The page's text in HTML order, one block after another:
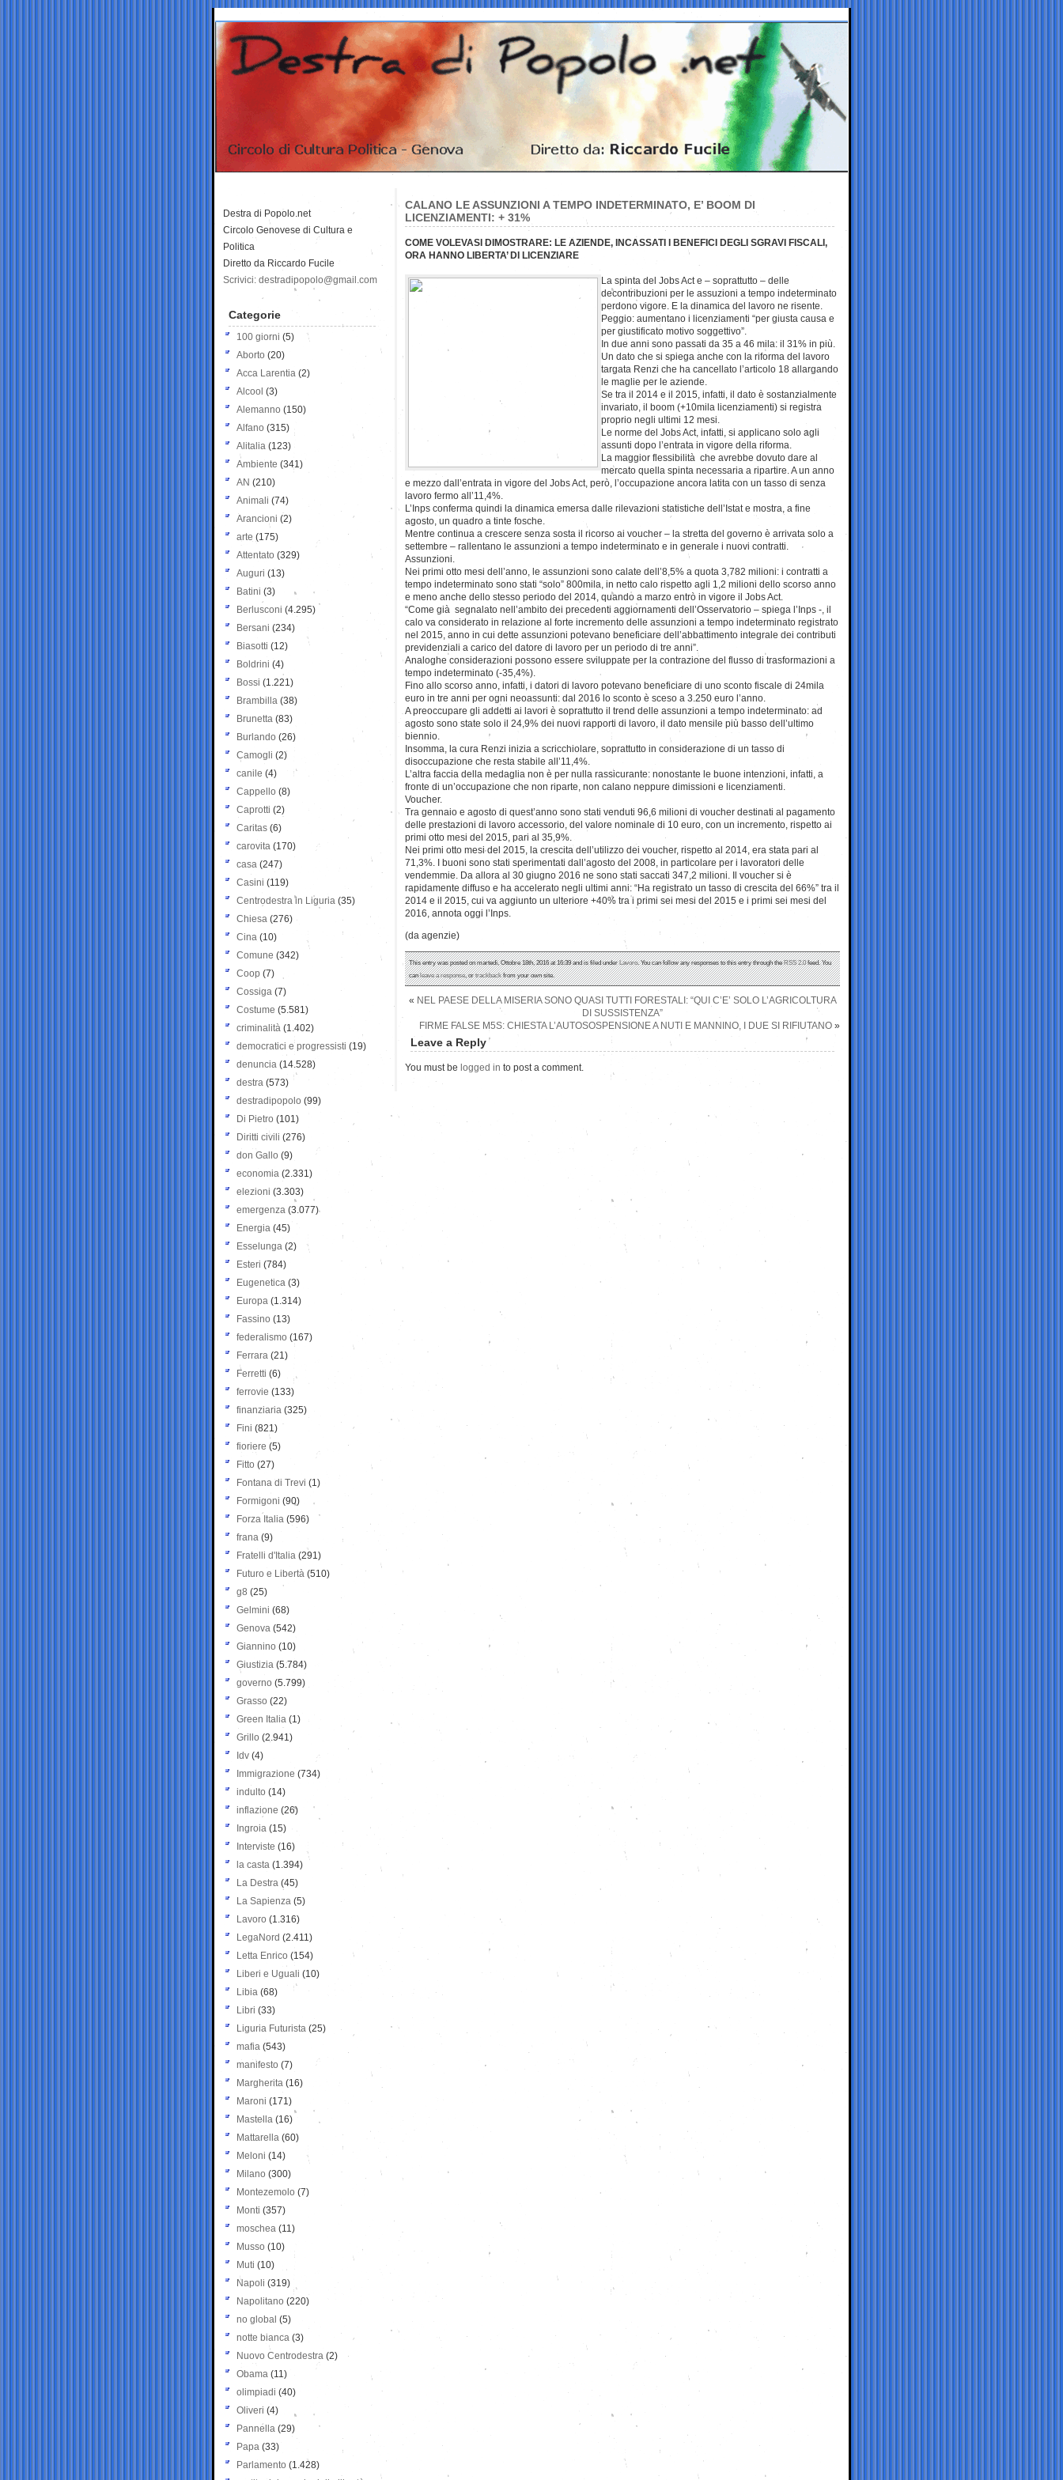
CALANO LE ASSUNZIONI A TEMPO INDETERMINATO, E’ BOOM DI
LICENZIAMENTI: + 31%
COME VOLEVASI DIMOSTRARE: LE AZIENDE, INCASSATI I BENEFICI DEGLI SGRAVI FISCALI,
ORA HANNO LIBERTA’ DI LICENZIARE
La spinta del Jobs Act e – soprattutto – delle
decontribuzioni per le assuzioni a tempo indeterminato
perdono vigore. E la dinamica del lavoro ne risente.
Peggio: aumentano i licenziamenti “per giusta causa e
per giustificato motivo soggettivo”.
In due anni sono passati da 35 a 46 mila: il 31% in più.
Un dato che si spiega anche con la riforma del lavoro
targata Renzi che ha cancellato l’articolo 18 allargando
le maglie per le aziende.
Se tra il 2014 e il 2015, infatti, il dato è sostanzialmente
invariato, il boom (+10mila licenziamenti) si registra
proprio negli ultimi 12 mesi.
Le norme del Jobs Act, infatti, si applicano solo agli
assunti dopo l’entrata in vigore della riforma.
La maggior flessibilità che avrebbe dovuto dare al
mercato quella spinta necessaria a ripartire. A un anno
e mezzo dall’entrata in vigore del Jobs Act, però, l’occupazione ancora latita con un tasso di senza
lavoro fermo all’11,4%.
L’Inps conferma quindi la dinamica emersa dalle rilevazioni statistiche dell’Istat e mostra, a fine
agosto, un quadro a tinte fosche.
Mentre continua a crescere senza sosta il ricorso ai voucher – la stretta del governo è arrivata solo a
settembre – rallentano le assunzioni a tempo indeterminato e in generale i nuovi contratti.
Assunzioni.
Nei primi otto mesi dell’anno, le assunzioni sono calate dell’8,5% a quota 3,782 milioni: i contratti a
tempo indeterminato sono stati “solo” 800mila, in netto calo rispetto agli 1,2 milioni dello scorso anno
e meno anche dello stesso periodo del 2014, quando a marzo entrò in vigore il Jobs Act.
“Come già segnalato nell’ambito dei precedenti aggiornamenti dell’Osservatorio – spiega l’Inps -, il
calo va considerato in relazione al forte incremento delle assunzioni a tempo indeterminato registrato
nel 2015, anno in cui dette assunzioni potevano beneficiare dell’abbattimento integrale dei contributi
previdenziali a carico del datore di lavoro per un periodo di tre anni”.
Analoghe considerazioni possono essere sviluppate per la contrazione del flusso di trasformazioni a
tempo indeterminato (-35,4%).
Fino allo scorso anno, infatti, i datori di lavoro potevano beneficiare di uno sconto fiscale di 24mila
euro in tre anni per ogni neoassunti: dal 2016 lo sconto è sceso a 3.250 euro l’anno.
A preoccupare gli addetti ai lavori è soprattutto il trend delle assunzioni a tempo indeterminato: ad
agosto sono state solo il 24,9% dei nuovi rapporti di lavoro, il dato mensile più basso dell’ultimo
biennio.
Insomma, la cura Renzi inizia a scricchiolare, soprattutto in considerazione di un tasso di
disoccupazione che resta stabile all’11,4%.
L’altra faccia della medaglia non è per nulla rassicurante: nonostante le buone intenzioni, infatti, a
fronte di un’occupazione che non riparte, non calano neppure dimissioni e licenziamenti.
Voucher.
Tra gennaio e agosto di quest’anno sono stati venduti 96,6 milioni di voucher destinati al pagamento
delle prestazioni di lavoro accessorio, del valore nominale di 10 euro, con un incremento, rispetto ai
primi otto mesi del 2015, pari al 35,9%.
Nei primi otto mesi del 2015, la crescita dell’utilizzo dei voucher, rispetto al 2014, era stata pari al
71,3%. I buoni sono stati sperimentati dall’agosto del 2008, in particolare per i lavoratori delle
vendemmie. Da allora al 30 giugno 2016 ne sono stati saccati 347,2 milioni. Il voucher si è
rapidamente diffuso e ha accelerato negli ultimi anni: “Ha registrato un tasso di crescita del 66%” tra il
2014 e il 2015, cui va aggiunto un ulteriore +40% tra i primi sei mesi del 2015 e i primi sei mesi del
2016, annota oggi l’Inps.
(da agenzie)
This entry was posted on martedì, Ottobre 18th, 2016 at 16:39 and is filed underLavoro. You can follow any responses to this entry through theRSS 2.0feed. You
canleave a response, ortrackbackfrom your own site.
« NEL PAESE DELLA MISERIA SONO QUASI TUTTI FORESTALI: “QUI C’E’ SOLO L’AGRICOLTURA
DI SUSSISTENZA”
FIRME FALSE M5S: CHIESTA L’AUTOSOSPENSIONE A NUTI E MANNINO, I DUE SI RIFIUTANO »
Leave a Reply
You must be logged in to post a comment.
Destra di Popolo.net
Circolo Genovese di Cultura e
Politica
Diretto da Riccardo Fucile
Scrivici: destradipopolo@gmail.com
Categorie
100 giorni (5)
Aborto (20)
Acca Larentia (2)
Alcool (3)
Alemanno (150)
Alfano (315)
Alitalia (123)
Ambiente (341)
AN (210)
Animali (74)
Arancioni (2)
arte (175)
Attentato (329)
Auguri (13)
Batini (3)
Berlusconi (4.295)
Bersani (234)
Biasotti (12)
Boldrini (4)
Bossi (1.221)
Brambilla (38)
Brunetta (83)
Burlando (26)
Camogli (2)
canile (4)
Cappello (8)
Caprotti (2)
Caritas (6)
carovita (170)
casa (247)
Casini (119)
Centrodestra in Liguria (35)
Chiesa (276)
Cina (10)
Comune (342)
Coop (7)
Cossiga (7)
Costume (5.581)
criminalità (1.402)
democratici e progressisti (19)
denuncia (14.528)
destra (573)
destradipopolo (99)
Di Pietro (101)
Diritti civili (276)
don Gallo (9)
economia (2.331)
elezioni (3.303)
emergenza (3.077)
Energia (45)
Esselunga (2)
Esteri (784)
Eugenetica (3)
Europa (1.314)
Fassino (13)
federalismo (167)
Ferrara (21)
Ferretti (6)
ferrovie (133)
finanziaria (325)
Fini (821)
fioriere (5)
Fitto (27)
Fontana di Trevi (1)
Formigoni (90)
Forza Italia (596)
frana (9)
Fratelli d'Italia (291)
Futuro e Libertà (510)
g8 (25)
Gelmini (68)
Genova (542)
Giannino (10)
Giustizia (5.784)
governo (5.799)
Grasso (22)
Green Italia (1)
Grillo (2.941)
Idv (4)
Immigrazione (734)
indulto (14)
inflazione (26)
Ingroia (15)
Interviste (16)
la casta (1.394)
La Destra (45)
La Sapienza (5)
Lavoro (1.316)
LegaNord (2.411)
Letta Enrico (154)
Liberi e Uguali (10)
Libia (68)
Libri (33)
Liguria Futurista (25)
mafia (543)
manifesto (7)
Margherita (16)
Maroni (171)
Mastella (16)
Mattarella (60)
Meloni (14)
Milano (300)
Montezemolo (7)
Monti (357)
moschea (11)
Musso (10)
Muti (10)
Napoli (319)
Napolitano (220)
no global (5)
notte bianca (3)
Nuovo Centrodestra (2)
Obama (11)
olimpiadi (40)
Oliveri (4)
Pannella (29)
Papa (33)
Parlamento (1.428)